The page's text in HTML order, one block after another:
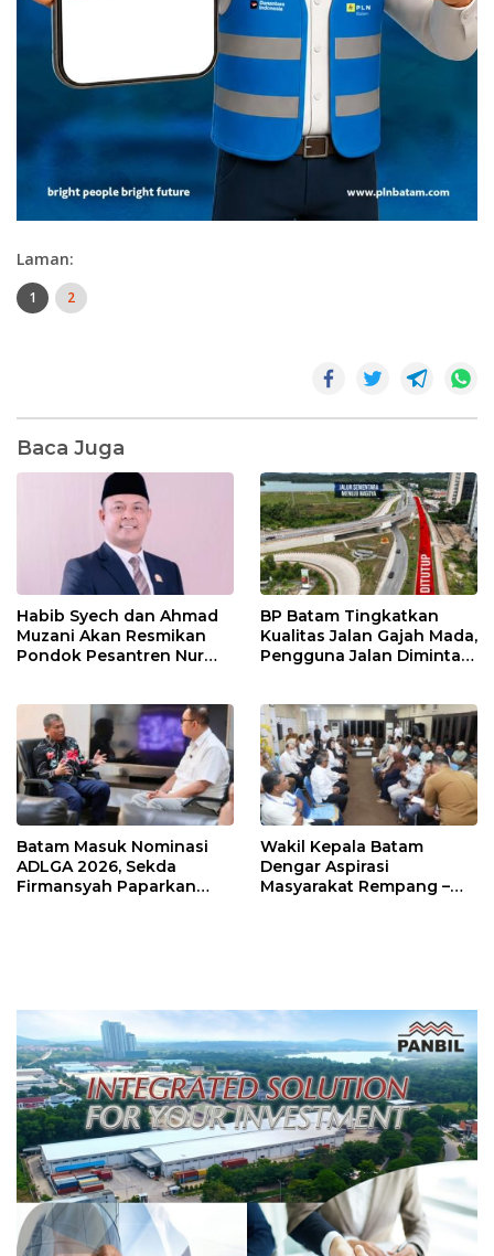
Laman:
1 2
Baca Juga
Habib Syech dan Ahmad
Muzani Akan Resmikan
Pondok Pesantren Nur
BP Batam Tingkatkan
Kualitas Jalan Gajah Mada,
Pengguna Jalan Diminta
Batam Masuk Nominasi
ADLGA 2026, Sekda
Firmansyah Paparkan
Wakil Kepala Batam
Dengar Aspirasi
Masyarakat Rempang –